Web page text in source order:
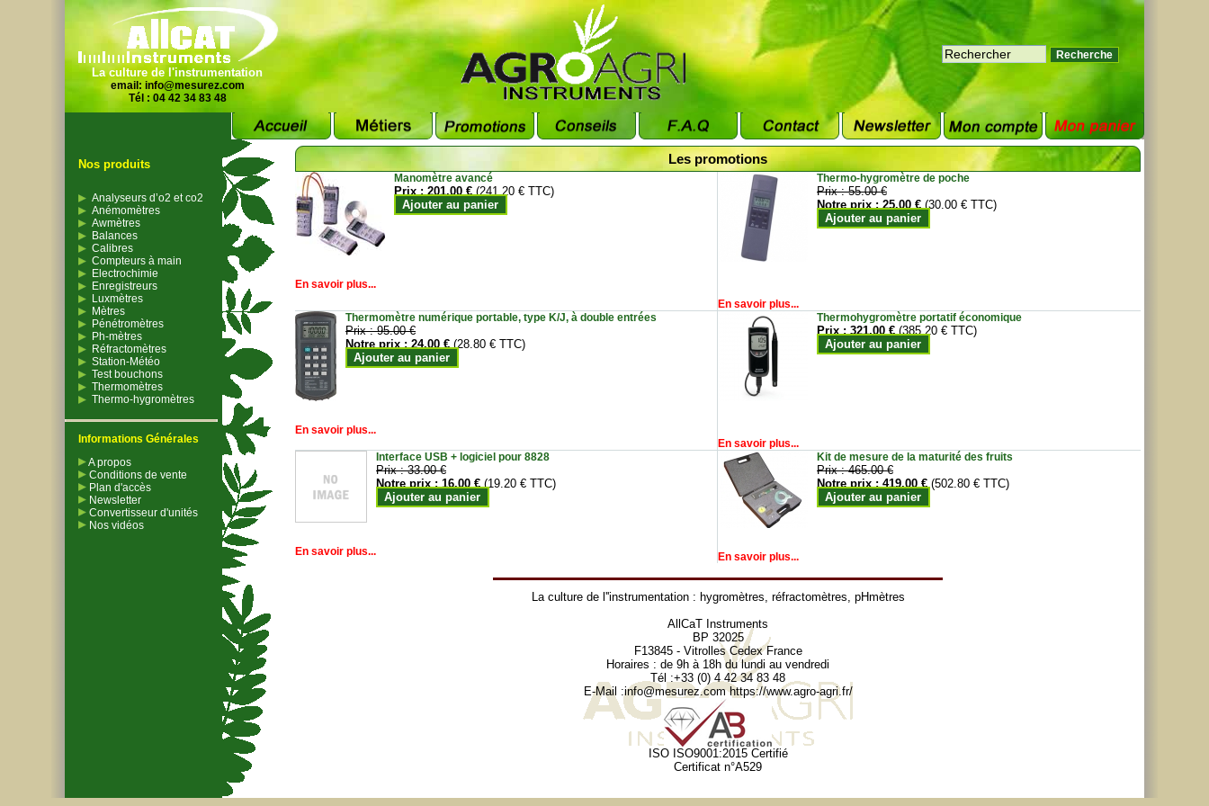
La culture de l'instrumentation
email: info@mesurez.com
Tél : 04 42 34 83 48
Nos produits
Analyseurs d’o2 et co2
Anémomètres
Awmètres
Balances
Calibres
Compteurs à main
Electrochimie
Enregistreurs
Luxmètres
Mètres
Pénétromètres
Ph-mètres
Réfractomètres
Station-Météo
Test bouchons
Thermomètres
Thermo-hygromètres
Informations Générales
A propos
Conditions de vente
Plan d'accès
Newsletter
Convertisseur d'unités
Nos vidéos
Les promotions
Manomètre avancé
Prix :201.00 € (241.20 € TTC)
Ajouter au panier
En savoir plus...
Thermo-hygromètre de poche
Prix :55.00 €
Notre prix :25.00 € (30.00 € TTC)
Ajouter au panier
En savoir plus...
Thermomètre numérique portable, type K/J, à double entrées
Prix :95.00 €
Notre prix :24.00 € (28.80 € TTC)
Ajouter au panier
En savoir plus...
Thermohygromètre portatif économique
Prix :321.00 € (385.20 € TTC)
Ajouter au panier
En savoir plus...
Interface USB + logiciel pour 8828
Prix :33.00 €
Notre prix :16.00 € (19.20 € TTC)
Ajouter au panier
En savoir plus...
Kit de mesure de la maturité des fruits
Prix :465.00 €
Notre prix :419.00 € (502.80 € TTC)
Ajouter au panier
En savoir plus...
La culture de l''instrumentation : hygromètres, réfractomètres, pHmètres
AllCaT Instruments
BP 32025
F13845 - Vitrolles Cedex France
Horaires : de 9h à 18h du lundi au vendredi
Tél :+33 (0) 4 42 34 83 48
E-Mail :info@mesurez.com https://www.agro-agri.fr/
ISO ISO9001:2015 Certifié
Certificat n°A529